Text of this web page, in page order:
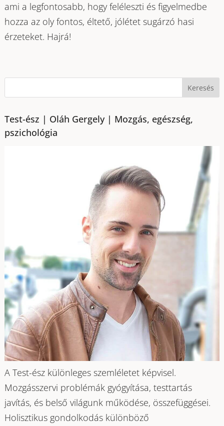
ami a legfontosabb, hogy feléleszti és figyelmedbe
hozza az oly fontos, éltető, jólétet sugárzó hasi
érzeteket. Hajrá!
Test-ész | Oláh Gergely | Mozgás, egészség,
pszichológia
A Test-ész különleges szemléletet képvisel.
Mozgásszervi problémák gyógyítása, testtartás
javítás, és belső világunk működése, összefüggései.
Holisztikus gondolkodás különböző